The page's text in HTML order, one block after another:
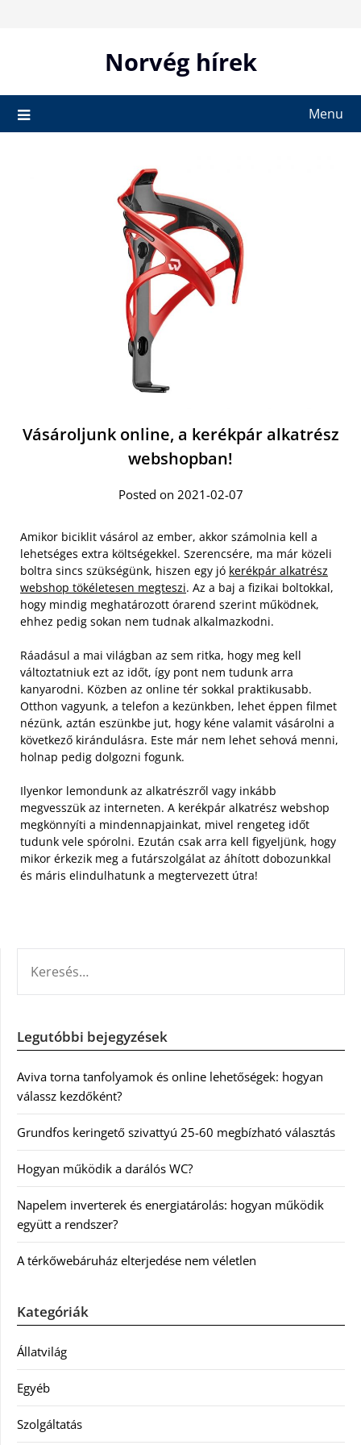
Norvég hírek
Menu
Vásároljunk online, a kerékpár alkatrész
webshopban!
Posted on 2021-02-07
Amikor biciklit vásárol az ember, akkor számolnia kell a
lehetséges extra költségekkel. Szerencsére, ma már közeli
boltra sincs szükségünk, hiszen egy jó kerékpár alkatrész
webshop tökéletesen megteszi. Az a baj a fizikai boltokkal,
hogy mindig meghatározott órarend szerint működnek,
ehhez pedig sokan nem tudnak alkalmazkodni.
Ráadásul a mai világban az sem ritka, hogy meg kell
változtatniuk ezt az időt, így pont nem tudunk arra
kanyarodni. Közben az online tér sokkal praktikusabb.
Otthon vagyunk, a telefon a kezünkben, lehet éppen filmet
nézünk, aztán eszünkbe jut, hogy kéne valamit vásárolni a
következő kirándulásra. Este már nem lehet sehová menni,
holnap pedig dolgozni fogunk.
Ilyenkor lemondunk az alkatrészről vagy inkább
megvesszük az interneten. A kerékpár alkatrész webshop
megkönnyíti a mindennapjainkat, mivel rengeteg időt
tudunk vele spórolni. Ezután csak arra kell figyeljünk, hogy
mikor érkezik meg a futárszolgálat az áhított dobozunkkal
és máris elindulhatunk a megtervezett útra!
Legutóbbi bejegyzések
Aviva torna tanfolyamok és online lehetőségek: hogyan
válassz kezdőként?
Grundfos keringető szivattyú 25-60 megbízható választás
Hogyan működik a darálós WC?
Napelem inverterek és energiatárolás: hogyan működik
együtt a rendszer?
A térkőwebáruház elterjedése nem véletlen
Kategóriák
Állatvilág
Egyéb
Szolgáltatás